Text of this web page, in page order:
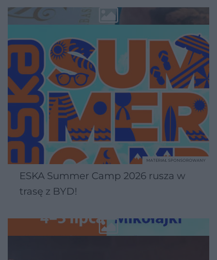
ESKA Summer Camp 2026 rusza w
trasę z BYD!
MATERIAŁ SPONSOROWANY